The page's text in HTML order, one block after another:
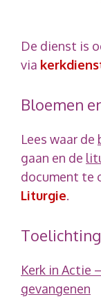
De dienst is
via
Bloemen
Lees waar de
gaan en de
document te
Liturgie.
Kerk in Actie
gevangenen